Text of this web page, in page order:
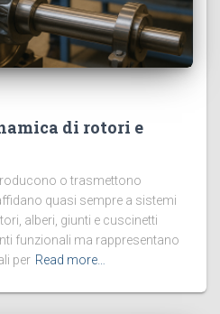
di rotori e
o trasmettono
quasi sempre a sistemi
alberi, giunti e cuscinetti
funzionali ma rappresentano
per Read more…